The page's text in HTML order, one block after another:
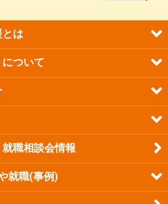
は
ついて
職相談会情報
就職(事例)